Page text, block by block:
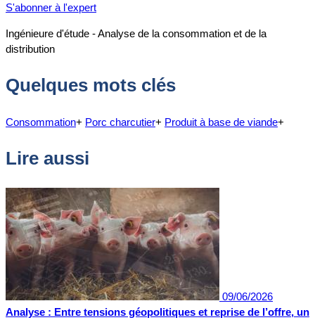
S'abonner à l'expert
Ingénieure d'étude - Analyse de la consommation et de la
distribution
Quelques mots clés
Consommation+ Porc charcutier+ Produit à base de viande+
Lire aussi
09/06/2026
Analyse : Entre tensions géopolitiques et reprise de l’offre, un